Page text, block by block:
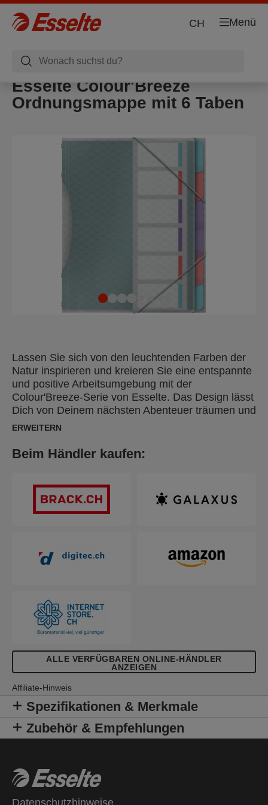
Menü
CH
Esselte Colour'Breeze
Ordnungsmappe mit 6 Taben
Lassen Sie sich von den leuchtenden Farben der
Natur inspirieren und kreieren Sie eine entspannte
und positive Arbeitsumgebung mit der
Colour'Breeze-Serie von Esselte. Das Design lässt
Dich von Deinem nächsten Abenteuer träumen und
sorgt dafür, dass Du beim Studieren, Lernen oder
Esselte Colour'Breeze Ordnungsmappe im A4-
Projektunterlagen und häufig verwendeten
Dokumenten. Diese Ordnungsmappe besitzt 6
mehrfarbige Taben und ein herausnehmbares
Klappen am Rückdeckel zur Ablage loser
Unterlagen und mit Gummizug über Vorderecken
frischen und trendigen Colour'Breeze-Prägung.
Eine frische Brise im Leben!
ERWEITERN
Beim Händler kaufen:
ALLE VERFÜGBAREN ONLINE-HÄNDLER
ANZEIGEN
Affiliate-Hinweis
Spezifikationen & Merkmale
Zubehör & Empfehlungen
Datenschutzhinweise